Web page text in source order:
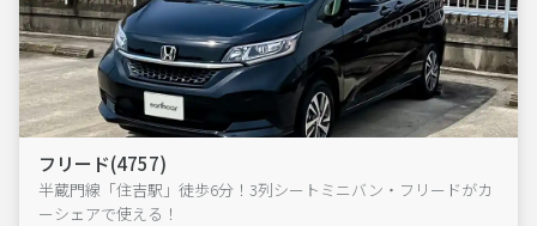
フリード(4757)
半蔵門線「住吉駅」徒歩6分！3列シートミニバン・フリードがカ
ーシェアで使える！